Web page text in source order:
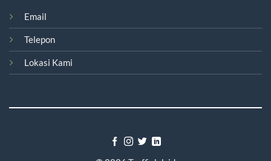
Email
Telepon
Lokasi Kami